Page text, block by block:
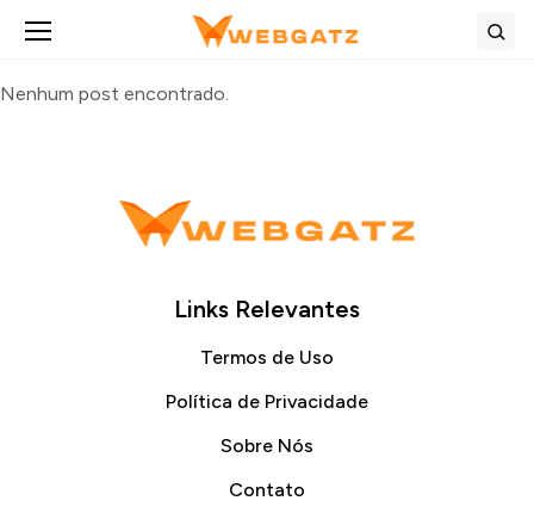
Abrir menu
Nenhum post encontrado.
Links Relevantes
Termos de Uso
Política de Privacidade
Sobre Nós
Contato